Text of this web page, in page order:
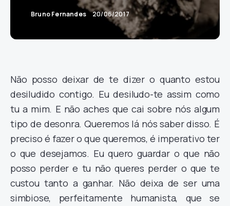
Bruno Fernandes 20/06/2017
Não posso deixar de te dizer o quanto estou
desiludido contigo. Eu desiludo-te assim como
tu a mim. E não aches que cai sobre nós algum
tipo de desonra. Queremos lá nós saber disso. É
preciso é fazer o que queremos, é imperativo ter
o que desejamos. Eu quero guardar o que não
posso perder e tu não queres perder o que te
custou tanto a ganhar. Não deixa de ser uma
simbiose, perfeitamente humanista, que se